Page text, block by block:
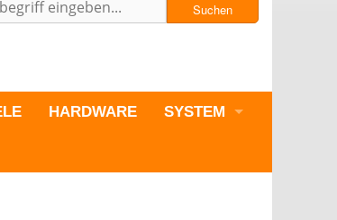
Suchen
HARDWARE SYSTEM